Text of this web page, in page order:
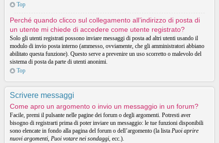
Top
Perché quando clicco sul collegamento all’indirizzo di posta di
un utente mi chiede di accedere come utente registrato?
Solo gli utenti registrati possono inviare messaggi di posta ad altri utenti usando il
modulo di invio posta interno (ammesso, ovviamente, che gli amministratori abbiano
abilitato questa funzione). Questo serve a prevenire un uso scorretto o malevolo del
sistema di posta da parte di utenti anonimi.
Top
Scrivere messaggi
Come apro un argomento o invio un messaggio in un forum?
Facile, premi il pulsante nelle pagine dei forum o degli argomenti. Potresti aver
bisogno di registrarti prima di poter inviare un messaggio: le tue funzioni disponibili
sono elencate in fondo alla pagina del forum o dell’argomento (la lista Puoi aprire
nuovi argomenti, Puoi votare nei sondaggi, ecc.).